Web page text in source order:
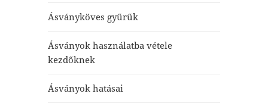
Ásványköves gyűrűk
Ásványok használatba vétele
kezdőknek
Ásványok hatásai